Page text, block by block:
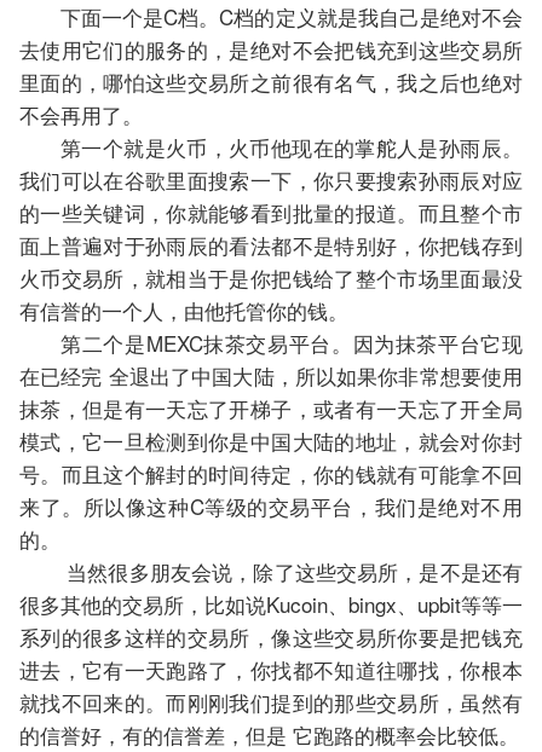
下面一个是C档。C档的定义就是我自己是绝对不会
去使用它们的服务的，是绝对不会把钱充到这些交易所
里面的，哪怕这些交易所之前很有名气，我之后也绝对
不会再用了。
第一个就是火币，火币他现在的掌舵人是孙雨辰。
我们可以在谷歌里面搜索一下，你只要搜索孙雨辰对应
的一些关键词，你就能够看到批量的报道。而且整个市
面上普遍对于孙雨辰的看法都不是特别好，你把钱存到
火币交易所，就相当于是你把钱给了整个市场里面最没
有信誉的一个人，由他托管你的钱。
第二个是MEXC抹茶交易平台。因为抹茶平台它现
在已经完 全退出了中国大陆，所以如果你非常想要使用
抹茶，但是有一天忘了开梯子，或者有一天忘了开全局
模式，它一旦检测到你是中国大陆的地址，就会对你封
号。而且这个解封的时间待定，你的钱就有可能拿不回
来了。所以像这种C等级的交易平台，我们是绝对不用
的。
当然很多朋友会说，除了这些交易所，是不是还有
很多其他的交易所，比如说Kucoin、bingx、upbit等等一
系列的很多这样的交易所，像这些交易所你要是把钱充
进去，它有一天跑路了，你找都不知道往哪找，你根本
就找不回来的。而刚刚我们提到的那些交易所，虽然有
的信誉好，有的信誉差，但是 它跑路的概率会比较低。